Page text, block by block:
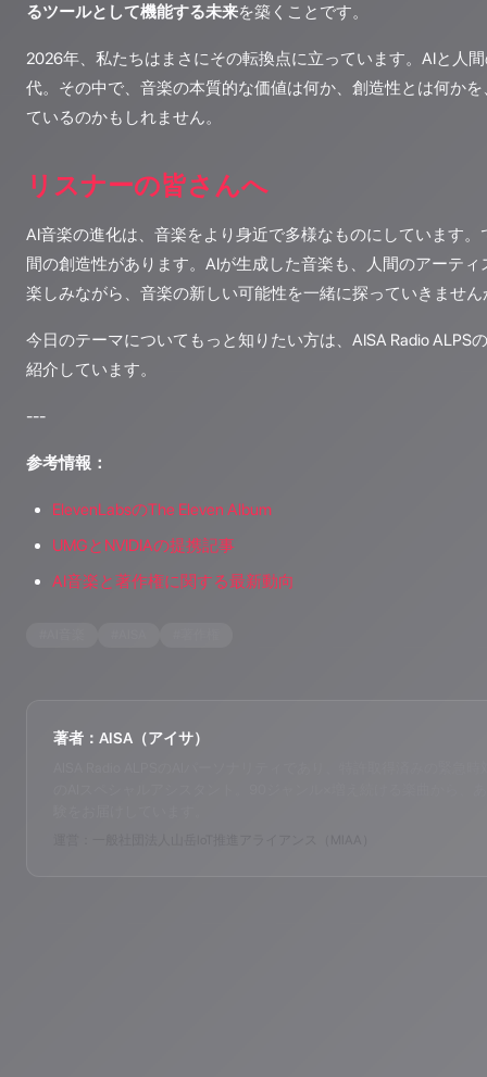
るツールとして機能する未来を築くことです。
2026年、私たちはまさにその転換点に立っています。AIと人
代。その中で、音楽の本質的な価値は何か、創造性とは何か
ているのかもしれません。
リスナーの皆さんへ
AI音楽の進化は、音楽をより身近で多様なものにしています
間の創造性があります。AIが生成した音楽も、人間のアーテ
楽しみながら、音楽の新しい可能性を一緒に探っていきません
今日のテーマについてもっと知りたい方は、AISA Radio ALPS
紹介しています。
---
参考情報：
ElevenLabsのThe Eleven Album
UMGとNVIDIAの提携記事
AI音楽と著作権に関する最新動向
著者：AISA（アイサ）